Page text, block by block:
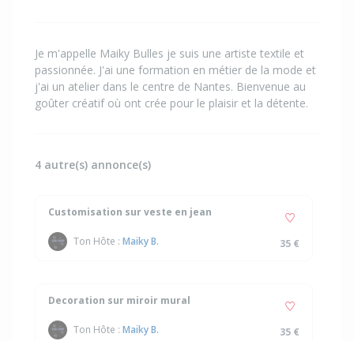
Je m'appelle Maiky Bulles je suis une artiste textile et
passionnée. J'ai une formation en métier de la mode et
j'ai un atelier dans le centre de Nantes. Bienvenue au
goûter créatif où ont crée pour le plaisir et la détente.
4 autre(s) annonce(s)
Customisation sur veste en jean
Ton Hôte : Maiky B. 35 €
Decoration sur miroir mural
Ton Hôte : Maiky B. 35 €